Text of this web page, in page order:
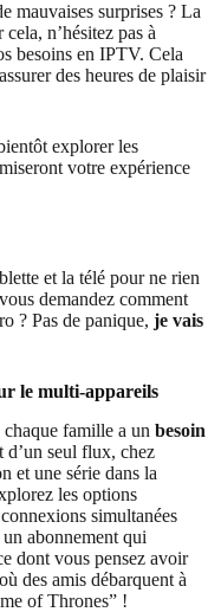
mauvaises surprises ? La
n’hésitez pas à
besoins en IPTV. Cela
des heures de plaisir
explorer les
votre expérience
et la télé pour ne rien
demandez comment
? Pas de panique, je vais
le multi-appareils
famille a un besoin
d’un seul flux, chez
et une série dans la
les options
simultanées
abonnement qui
dont vous pensez avoir
des amis débarquent à
of Thrones” !